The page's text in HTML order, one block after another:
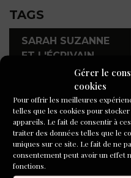
Gérer le
cookies
Pour offrir les meilleures
telles que les cookies pour
appareils. Le fait de consentir à
traiter des données telles que le
uniques sur ce site. Le fait de ne
consentement peut avoir un effet
fonctions.
TAGS
SARAH SUZANNE
ET L'ÉCRIVAIN
UNE PROPOSITION
D'ÉCRITURE DE
ARLETTE
MONDON
NEYCENSAS